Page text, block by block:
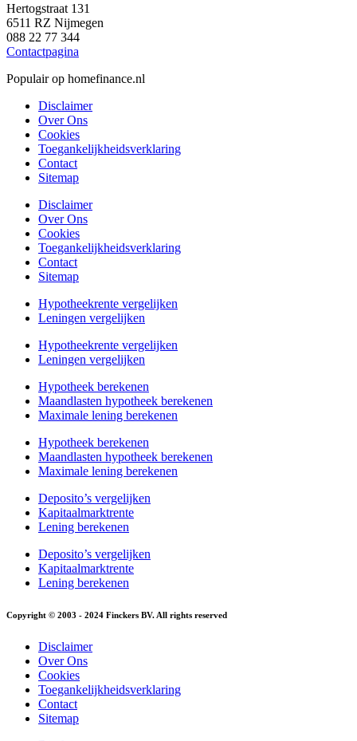
Hertogstraat 131
6511 RZ Nijmegen
088 22 77 344
Contactpagina
Populair op homefinance.nl
Disclaimer
Over Ons
Cookies
Toegankelijkheidsverklaring
Contact
Sitemap
Disclaimer
Over Ons
Cookies
Toegankelijkheidsverklaring
Contact
Sitemap
Hypotheekrente vergelijken
Leningen vergelijken
Hypotheekrente vergelijken
Leningen vergelijken
Hypotheek berekenen
Maandlasten hypotheek berekenen
Maximale lening berekenen
Hypotheek berekenen
Maandlasten hypotheek berekenen
Maximale lening berekenen
Deposito’s vergelijken
Kapitaalmarktrente
Lening berekenen
Deposito’s vergelijken
Kapitaalmarktrente
Lening berekenen
Copyright © 2003 - 2024 Finckers BV. All rights reserved
Disclaimer
Over Ons
Cookies
Toegankelijkheidsverklaring
Contact
Sitemap